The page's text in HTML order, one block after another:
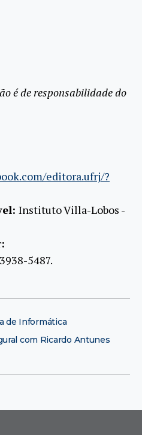
é de responsabilidade do
editora.ufrj/?
Instituto Villa-Lobos -
3938-5487.
de Informática
com Ricardo Antunes